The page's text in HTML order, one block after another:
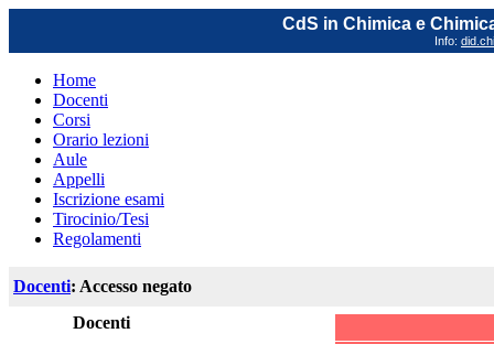
CdS in Chimica e
Info:
Home
Docenti
Corsi
Orario lezioni
Aule
Appelli
Iscrizione esami
Tirocinio/Tesi
Regolamenti
Docenti: Accesso negato
Docenti